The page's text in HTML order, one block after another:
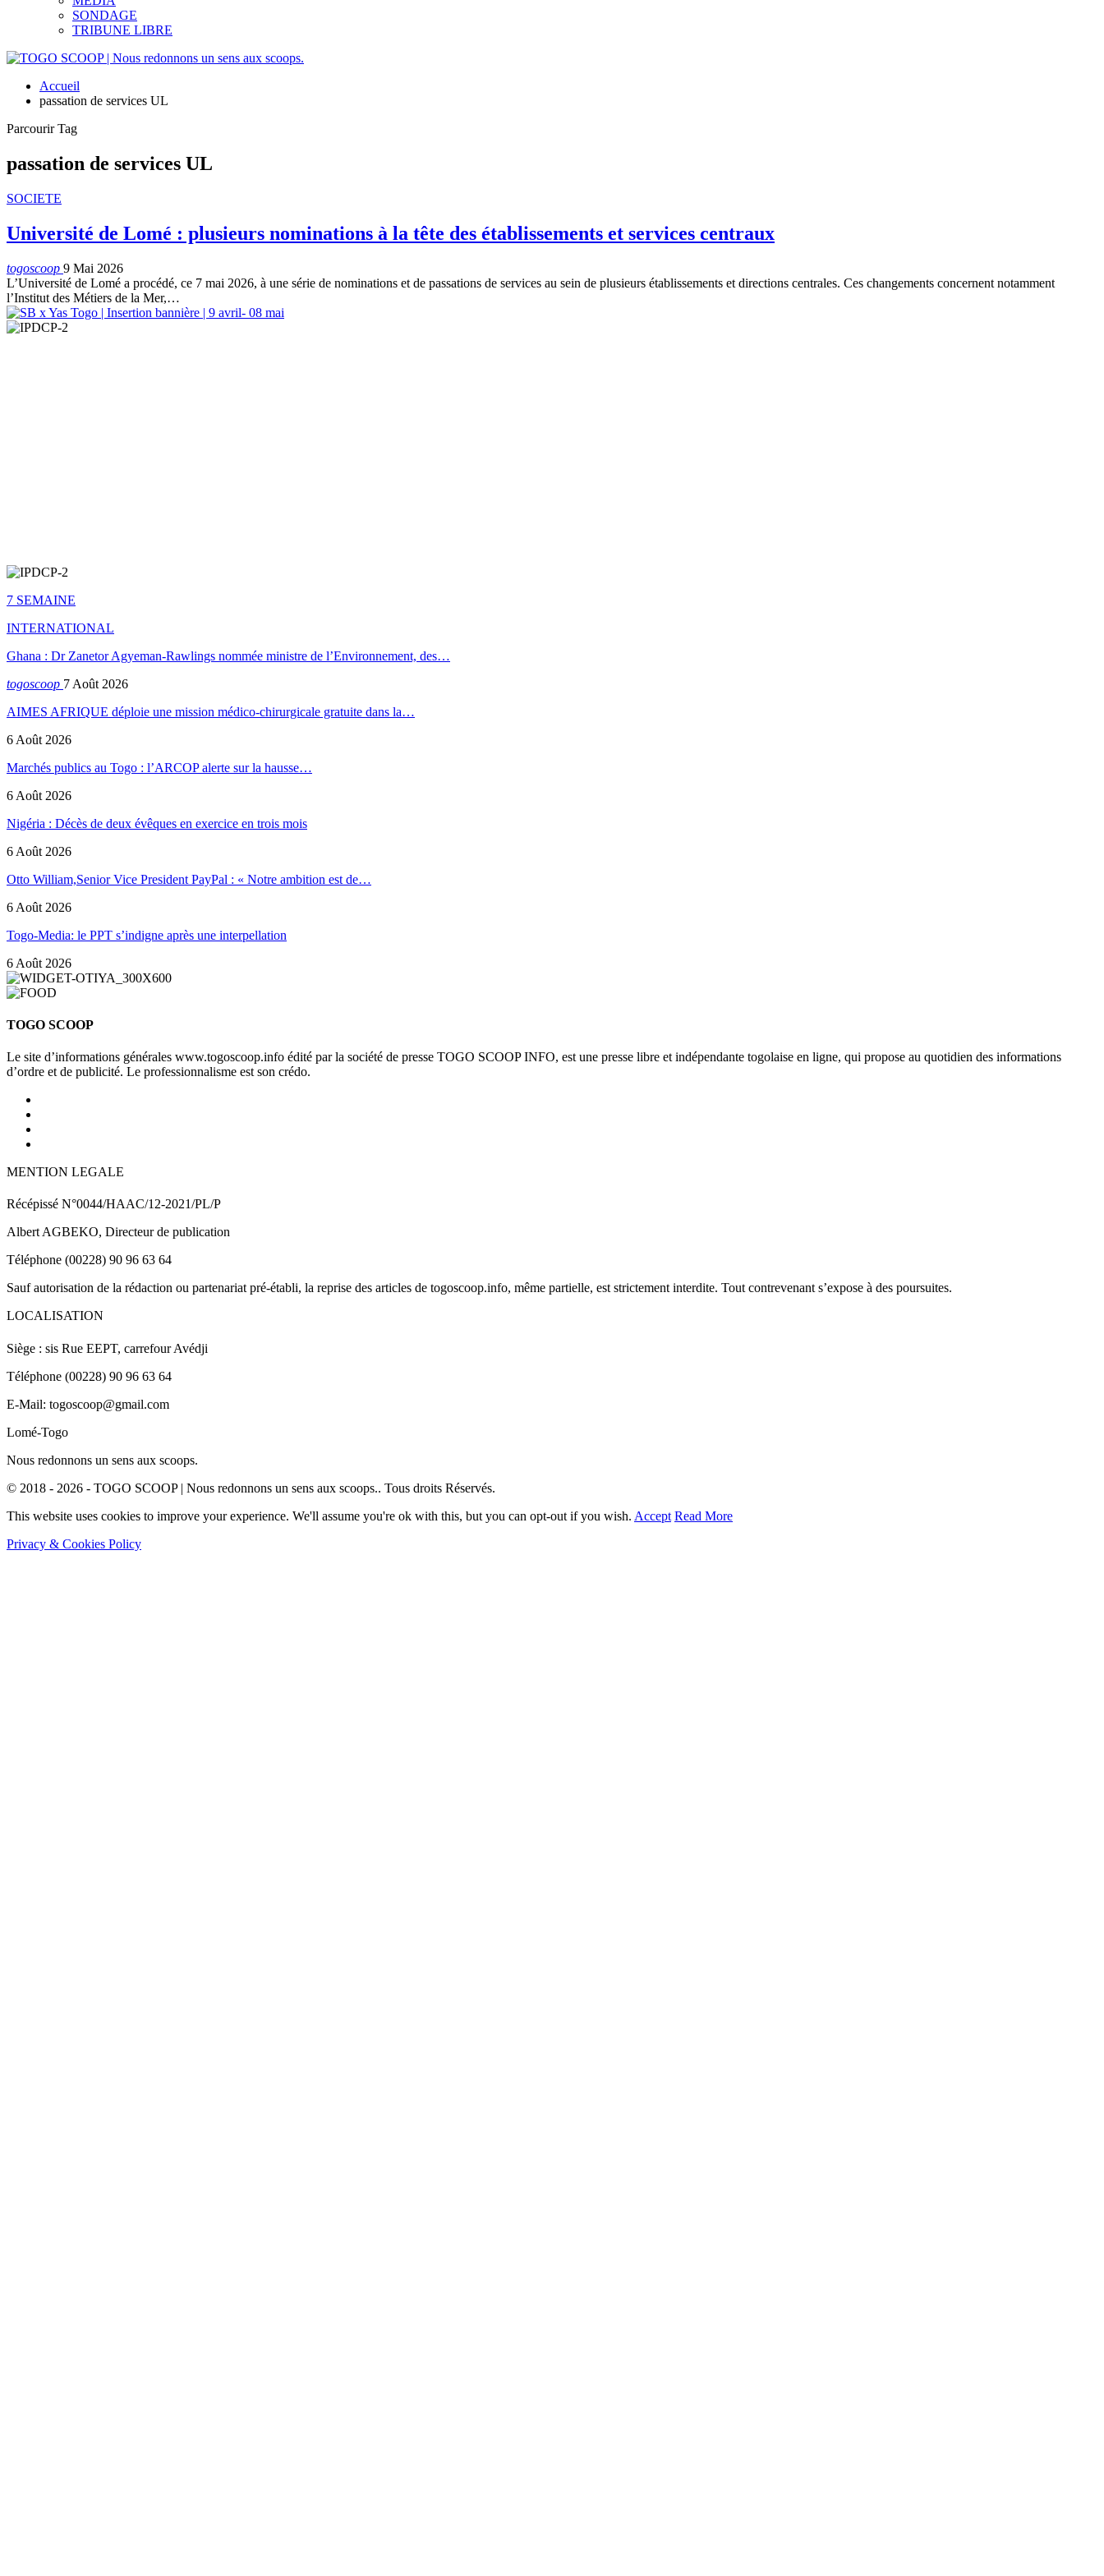
SONDAGE
TRIBUNE LIBRE
Accueil
passation de services UL
Parcourir Tag
passation de services UL
SOCIETE
Université de Lomé : plusieurs nominations à la tête des établissements et services centraux
togoscoop 9 Mai 2026
L’Université de Lomé a procédé, ce 7 mai 2026, à une série de nominations et de passations de services au sein de plusieurs établissements et directions centrales. Ces changements concernent notamment
l’Institut des Métiers de la Mer,…
7 SEMAINE
INTERNATIONAL
Ghana : Dr Zanetor Agyeman-Rawlings nommée ministre de l’Environnement, des…
togoscoop 7 Août 2026
AIMES AFRIQUE déploie une mission médico-chirurgicale gratuite dans la…
6 Août 2026
Marchés publics au Togo : l’ARCOP alerte sur la hausse…
6 Août 2026
Nigéria : Décès de deux évêques en exercice en trois mois
6 Août 2026
Otto William,Senior Vice President PayPal : « Notre ambition est de…
6 Août 2026
Togo-Media: le PPT s’indigne après une interpellation
6 Août 2026
TOGO SCOOP
Le site d’informations générales www.togoscoop.info édité par la société de presse TOGO SCOOP INFO, est une presse libre et indépendante togolaise en ligne, qui propose au quotidien des informations
d’ordre et de publicité. Le professionnalisme est son crédo.
MENTION LEGALE
Récépissé N°0044/HAAC/12-2021/PL/P
Albert AGBEKO, Directeur de publication
Téléphone (00228) 90 96 63 64
Sauf autorisation de la rédaction ou partenariat pré-établi, la reprise des articles de togoscoop.info, même partielle, est strictement interdite. Tout contrevenant s’expose à des poursuites.
LOCALISATION
Siège : sis Rue EEPT, carrefour Avédji
Téléphone (00228) 90 96 63 64
E-Mail: togoscoop@gmail.com
Lomé-Togo
Nous redonnons un sens aux scoops.
© 2018 - 2026 - TOGO SCOOP | Nous redonnons un sens aux scoops.. Tous droits Réservés.
This website uses cookies to improve your experience. We'll assume you're ok with this, but you can opt-out if you wish. Accept Read More
Privacy & Cookies Policy